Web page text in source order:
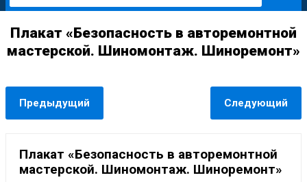
Плакат «Безопасность в авторемонтной
мастерской. Шиномонтаж. Шиноремонт»
Предыдущий Следующий
Плакат «Безопасность в авторемонтной
мастерской. Шиномонтаж. Шиноремонт»